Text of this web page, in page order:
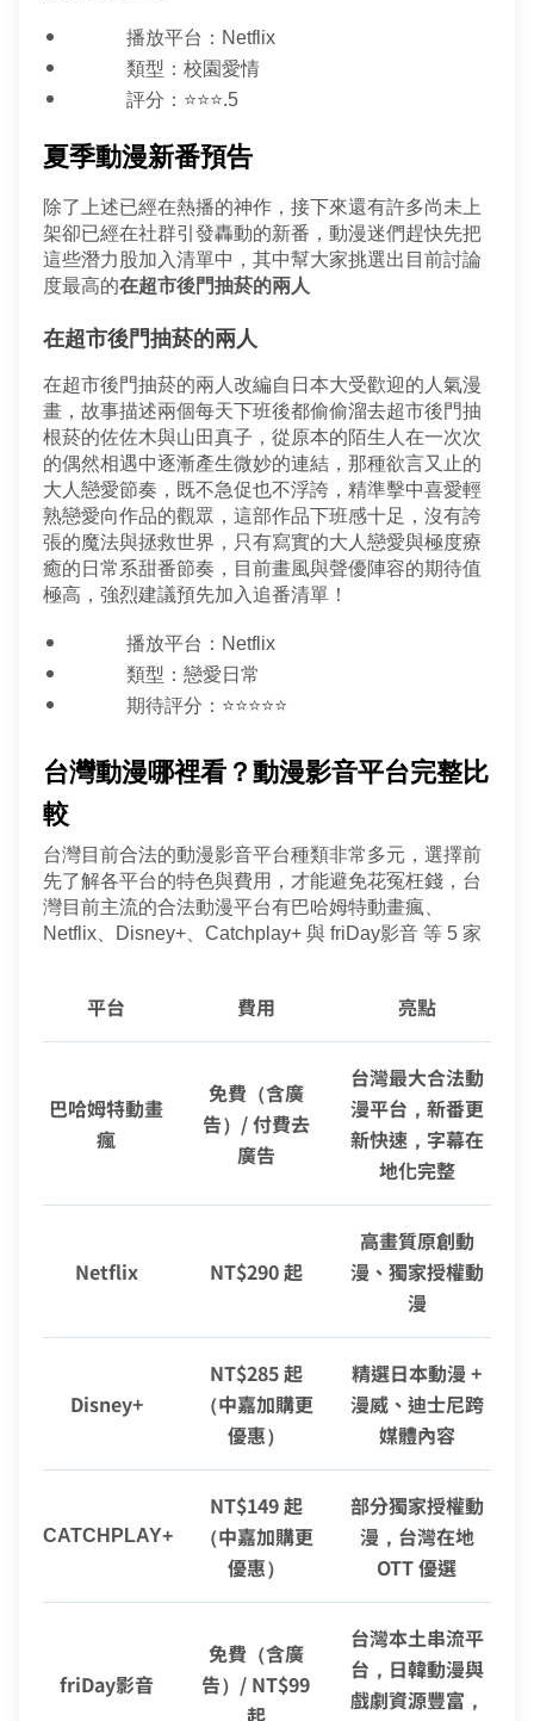
播放平台：Netflix
類型：校園愛情
評分：⭐⭐⭐.5
夏季動漫新番預告
除了上述已經在熱播的神作，接下來還有許多尚未上
架卻已經在社群引發轟動的新番，動漫迷們趕快先把
這些潛力股加入清單中，其中幫大家挑選出目前討論
度最高的在超市後門抽菸的兩人
在超市後門抽菸的兩人
在超市後門抽菸的兩人改編自日本大受歡迎的人氣漫
畫，故事描述兩個每天下班後都偷偷溜去超市後門抽
根菸的佐佐木與山田真子，從原本的陌生人在一次次
的偶然相遇中逐漸產生微妙的連結，那種欲言又止的
大人戀愛節奏，既不急促也不浮誇，精準擊中喜愛輕
熟戀愛向作品的觀眾，這部作品下班感十足，沒有誇
張的魔法與拯救世界，只有寫實的大人戀愛與極度療
癒的日常系甜番節奏，目前畫風與聲優陣容的期待值
極高，強烈建議預先加入追番清單！
播放平台：Netflix
類型：戀愛日常
期待評分：⭐⭐⭐⭐⭐
台灣動漫哪裡看？動漫影音平台完整比
較
台灣目前合法的動漫影音平台種類非常多元，選擇前
先了解各平台的特色與費用，才能避免花冤枉錢，台
灣目前主流的合法動漫平台有巴哈姆特動畫瘋、
Netflix、Disney+、Catchplay+ 與 friDay影音 等 5 家
平台 費用 亮點
巴哈姆特動畫
瘋
免費（含廣
告）/ 付費去
廣告
台灣最大合法動
漫平台，新番更
新快速，字幕在
地化完整
Netflix NT$290 起
高畫質原創動
漫、獨家授權動
漫
Disney+
NT$285 起
（中嘉加購更
優惠）
精選日本動漫 +
漫威、迪士尼跨
媒體內容
CATCHPLAY+
NT$149 起
（中嘉加購更
優惠）
部分獨家授權動
漫，台灣在地
OTT 優選
friDay影音
免費（含廣
告）/ NT$99
台灣本土串流平
台，日韓動漫與
戲劇資源豐富，